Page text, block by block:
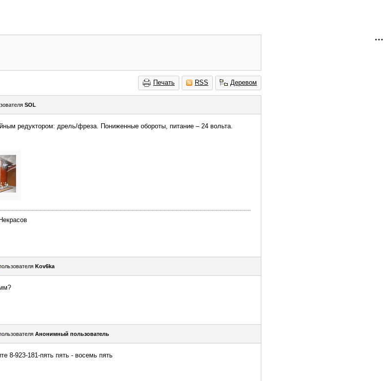
Печать RSS Деревом
SOL
редуктором: дрель/фреза. Пониженные обороты, питание – 24 вольта.
Kov6ka
Анонимный пользователь
8-923-181-пять пять - восемь пять